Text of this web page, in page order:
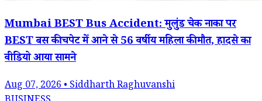
Mumbai BEST Bus Accident: मुलुंड चेक नाका पर
BEST बस की चपेट में आने से 56 वर्षीय महिला की मौत, हादसे का
वीडियो आया सामने
Aug 07, 2026 • Siddharth Raghuvanshi